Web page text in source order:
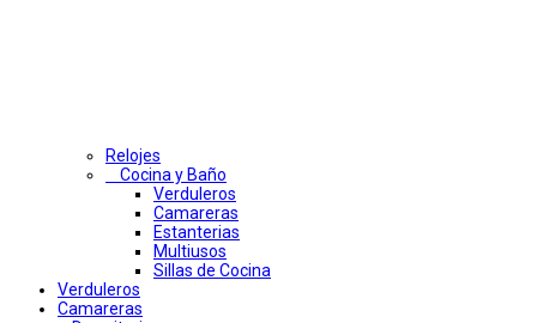
Relojes
Cocina y Baño
Verduleros
Camareras
Estanterias
Multiusos
Sillas de Cocina
Verduleros
Camareras